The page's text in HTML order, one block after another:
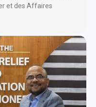
et des Affaires